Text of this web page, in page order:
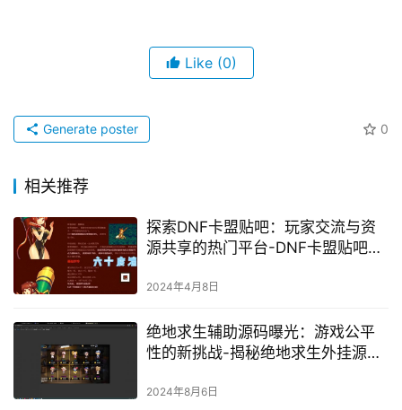
Like (0)
0
Generate poster
相关推荐
探索DNF卡盟贴吧：玩家交流与资
源共享的热门平台-DNF卡盟贴吧：
2024年4月8日
绝地求生辅助源码曝光：游戏公平
性的新挑战-揭秘绝地求生外挂源码
2024年8月6日